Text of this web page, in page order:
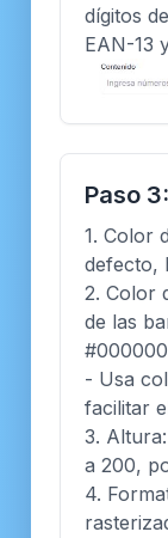
dígitos
EAN-13
Paso
1. Color
defecto,
2. Color
de las
- Usa
facilitar
3.
a 200,
4.